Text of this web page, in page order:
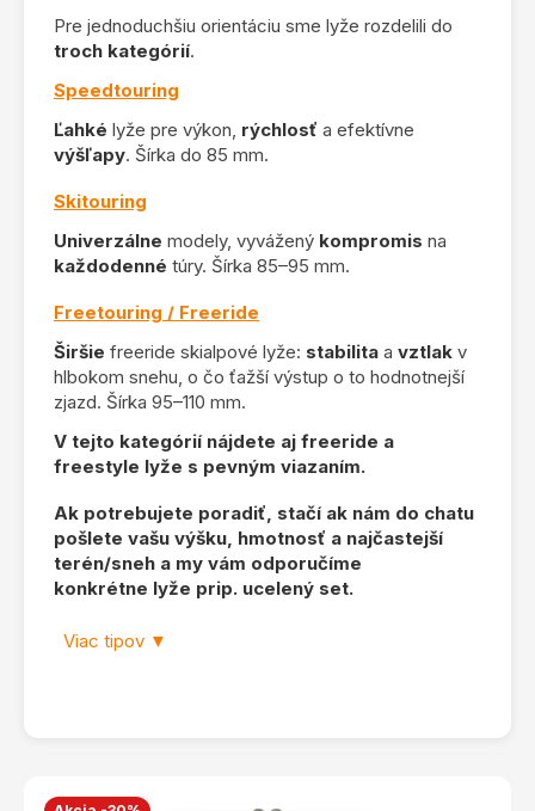
Pre jednoduchšiu orientáciu sme lyže rozdelili do
troch kategórií.
Speedtouring
Ľahké lyže pre výkon, rýchlosť a efektívne
výšľapy. Šírka do 85 mm.
Skitouring
Univerzálne modely, vyvážený kompromis na
každodenné túry. Šírka 85–95 mm.
Freetouring / Freeride
Širšie freeride skialpové lyže: stabilita a vztlak v
hlbokom snehu, o čo ťažší výstup o to hodnotnejší
zjazd. Šírka 95–110 mm.
V tejto kategórií nájdete aj freeride a
freestyle lyže s pevným viazaním.
Ak potrebujete poradiť, stačí ak nám do chatu
pošlete vašu výšku, hmotnosť a najčastejší
terén/sneh a my vám odporučíme
konkrétne lyže prip. ucelený set.
Viac tipov ▼